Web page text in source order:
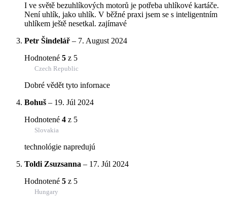
I ve světě bezuhlíkových motorů je potřeba uhlíkové kartáče.
Není uhlík, jako uhlík. V běžné praxi jsem se s inteligentním
uhlíkem ještě nesetkal. zajímavé
Petr Šindelář – 7. August 2024
Hodnotené 5 z 5
Czech Republic
Dobré vědět tyto infornace
Bohuš – 19. Júl 2024
Hodnotené 4 z 5
Slovakia
technológie napredujú
Toldi Zsuzsanna – 17. Júl 2024
Hodnotené 5 z 5
Hungary